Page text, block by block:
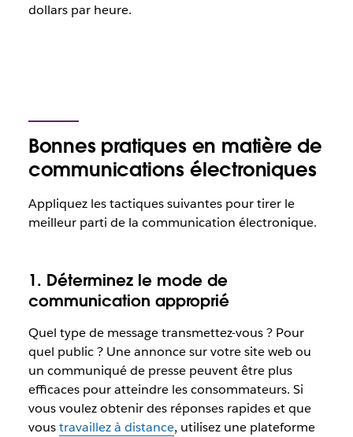
dollars par heure.
Bonnes pratiques en matière de
communications électroniques
Appliquez les tactiques suivantes pour tirer le
meilleur parti de la communication électronique.
1. Déterminez le mode de
communication approprié
Quel type de message transmettez-vous ? Pour
quel public ? Une annonce sur votre site web ou
un communiqué de presse peuvent être plus
efficaces pour atteindre les consommateurs. Si
vous voulez obtenir des réponses rapides et que
voustravaillez à distance, utilisez une plateforme